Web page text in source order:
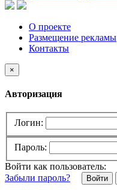
О проекте
Размещение рекламы
Контакты
×
Авторизация
Логин:
Пароль:
Войти как пользователь:
Забыли пароль?